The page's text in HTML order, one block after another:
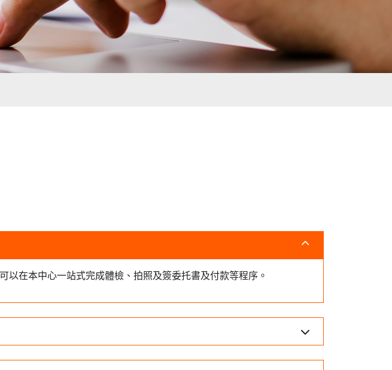
在本中心一站式完成體檢、拍照及簽委托書及付款等程序。